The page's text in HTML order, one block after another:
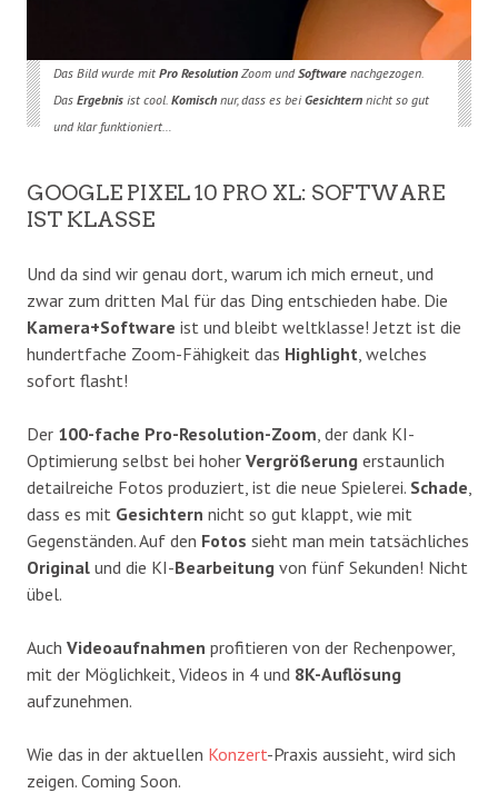
Das Bild wurde mit Pro Resolution Zoom undSoftwarenachgezogen.
Das Ergebnisist cool. Komischnur, dass es beiGesichternnicht so gut
und klar funktioniert…
GOOGLE PIXEL 10 PRO XL: SOFTWARE
IST KLASSE
Und da sind wir genau dort, warum ich mich erneut, und
zwar zum dritten Mal für das Ding entschieden habe. Die
Kamera+Software ist und bleibt weltklasse! Jetzt ist die
hundertfache Zoom-Fähigkeit das Highlight , welches
sofort flasht!
Der 100-fache Pro-Resolution-Zoom , der dank KI-
Optimierung selbst bei hoher Vergrößerung erstaunlich
detailreiche Fotos produziert, ist die neue Spielerei. Schade
dass es mit Gesichtern nicht so gut klappt, wie mit
Gegenständen. Auf den Fotos sieht man mein tatsächliches
Original und die KI-Bearbeitung von fünf Sekunden! Nicht
übel.
Auch Videoaufnahmen profitieren von der Rechenpower,
mit der Möglichkeit, Videos in 4 und 8K-Auflösung
aufzunehmen.
Wie das in der aktuellen Konzert-Praxis aussieht, wird sich
zeigen. Coming Soon.